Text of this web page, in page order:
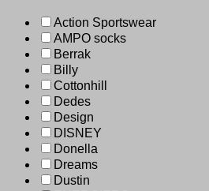
Action Sportswear
AMPO socks
Berrak
Billy
Cottonhill
Dedes
Design
DISNEY
Donella
Dreams
Dustin